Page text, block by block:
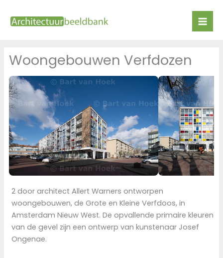
naar
Woongebouwen Verfdozen
2 door architect Allert Warners ontworpen
woongebouwen, de Grote en Kleine Verfdoos, in
Amsterdam Nieuw West. De opvallende primaire kleuren
van de gevel zijn een ontwerp van kunstenaar Josef
Ongenae.